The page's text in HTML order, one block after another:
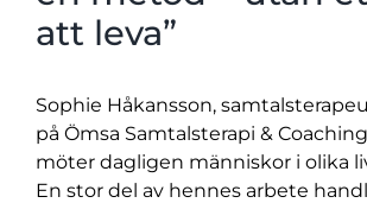
att leva”
Sophie Håkansson,
på Ömsa Samtalsterapi &
möter dagligen människor i olika
En stor del av hennes arbete